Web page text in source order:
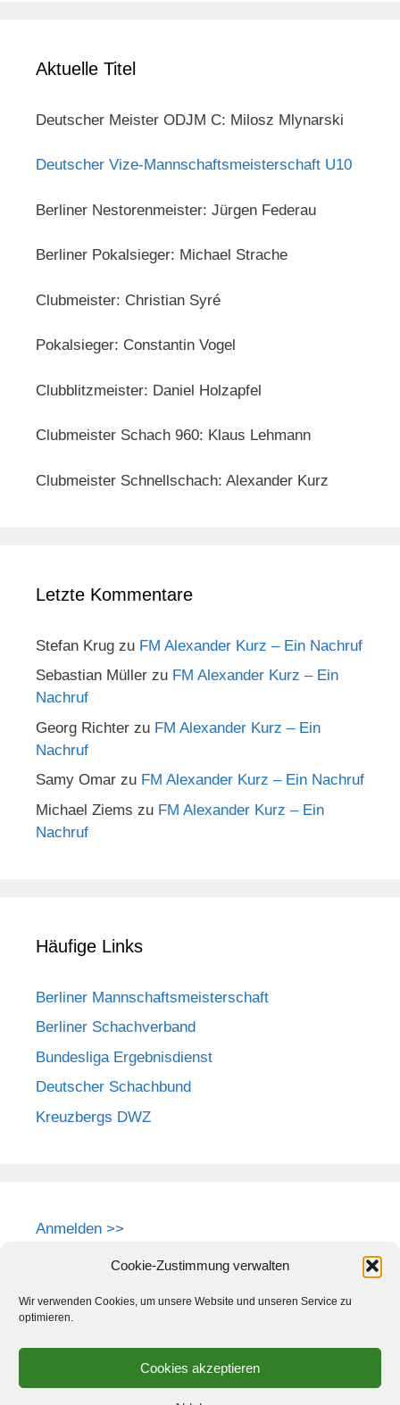
Cookie-Zustimmung verwalten
Wir verwenden Cookies, um unsere Website und unseren Service zu
optimieren.
Cookies akzeptieren
Aktuelle Titel
Deutscher Meister ODJM C: Milosz Mlynarski
Deutscher Vize-Mannschaftsmeisterschaft U10
Berliner Nestorenmeister: Jürgen Federau
Berliner Pokalsieger: Michael Strache
Clubmeister: Christian Syré
Pokalsieger: Constantin Vogel
Clubblitzmeister: Daniel Holzapfel
Clubmeister Schach 960: Klaus Lehmann
Clubmeister Schnellschach: Alexander Kurz
Letzte Kommentare
Stefan Krug zu FM Alexander Kurz – Ein Nachruf
Sebastian Müller zu FM Alexander Kurz – Ein
Nachruf
Georg Richter zu FM Alexander Kurz – Ein
Nachruf
Samy Omar zu FM Alexander Kurz – Ein Nachruf
Michael Ziems zu FM Alexander Kurz – Ein
Nachruf
Häufige Links
Berliner Mannschaftsmeisterschaft
Berliner Schachverband
Bundesliga Ergebnisdienst
Deutscher Schachbund
Kreuzbergs DWZ
Anmelden >>